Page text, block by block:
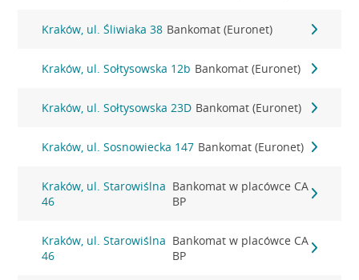
Kraków, ul. Śliwiaka 38 Bankomat (Euronet)
Kraków, ul. Sołtysowska 12b Bankomat (Euronet)
Kraków, ul. Sołtysowska 23D Bankomat (Euronet)
Kraków, ul. Sosnowiecka 147 Bankomat (Euronet)
Kraków, ul. Starowiślna
46
Bankomat w placówce CA
BP
Kraków, ul. Starowiślna
46
Bankomat w placówce CA
BP